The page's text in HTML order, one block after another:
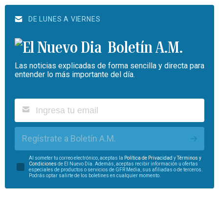
DE LUNES A VIERNES
Boletín A.M.
Las noticias explicadas de forma sencilla y directa para
entender lo más importante del día.
Regístrate a Boletín A.M.
Al someter tu correo electrónico, aceptas la Política de Privacidad yTérminos y
Condiciones de El Nuevo Día. Además, aceptas recibir información u ofertas
especiales de productos o servicios de GFR Media, sus afiliadas o de terceros.
Podrás optar salirte de los boletines en cualquier momento.